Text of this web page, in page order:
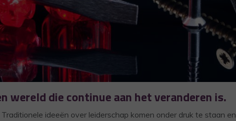
wereld die continue aan het veranderen is.
ideeën over leiderschap komen onder druk te staan en